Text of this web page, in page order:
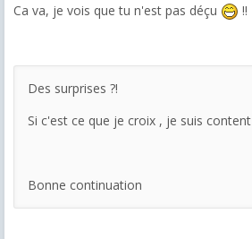
Ca va, je vois que tu n'est pas déçu !!
Des surprises ?!
Si c'est ce que je croix , je suis content
Bonne continuation